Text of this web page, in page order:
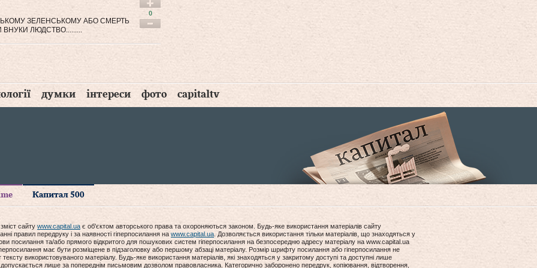
ЗЕЛЕНСЬКОМУ АБО СМЕРТЬ
ВНУКИ ЛЮДСТВО.........
0
думки інтереси фото capitaltv
Капитал 500
сайту www.capital.ua є об'єктом авторського права та охороняються законом. Будь-яке використання матеріалів сайту
правил передруку і за наявності гіперпосилання на www.capital.ua . Дозволяється використання тільки матеріалів, що знаходяться у
посилання та/або прямого відкритого для пошукових систем гіперпосилання на безпосередню адресу матеріалу на www.capital.ua
має бути розміщене в підзаголовку або першому абзаці матеріалу. Розмір шрифту посилання або гіперпосилання не
використовуваного матеріалу. Будь-яке використання матеріалів, які знаходяться у закритому доступі та доступні лише
лише за попереднім письмовим дозволом правовласника. Категорично заборонено передрук, копіювання, відтворення,